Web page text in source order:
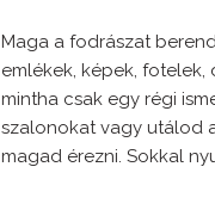
Maga a fodrászat
emlékek, képek, fotelek,
mintha csak egy régi
szalonokat vagy utálod
magad érezni. Sokkal